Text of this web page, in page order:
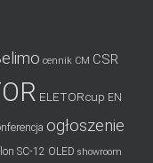
cennik CM CSR
ELETORcup EN
ogłoszenie
SC-12 OLED showroom